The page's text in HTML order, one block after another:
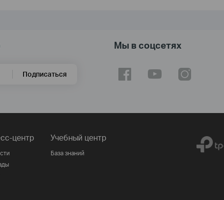
Подписаться
Мы в соцсетях
центр Учебный центр
База знаний